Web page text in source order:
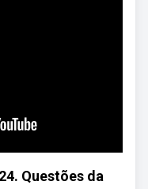
Questões da